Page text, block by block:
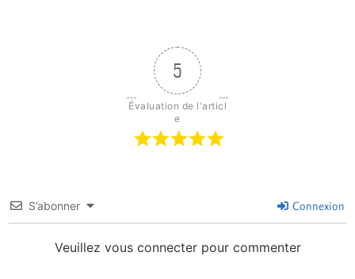
5
Évaluation de l'articl
e
S’abonner Connexion
Veuillez vous connecter pour commenter